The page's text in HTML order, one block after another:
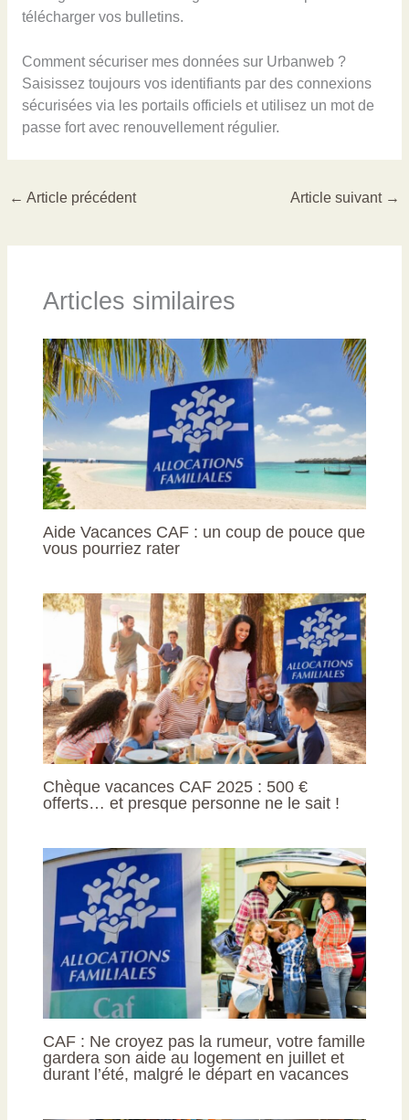
télécharger vos bulletins.
Comment sécuriser mes données sur Urbanweb ?
Saisissez toujours vos identifiants par des connexions
sécurisées via les portails officiels et utilisez un mot de
passe fort avec renouvellement régulier.
← Article précédent Article suivant →
Articles similaires
Aide Vacances CAF : un coup de pouce que
vous pourriez rater
Chèque vacances CAF 2025 : 500 €
offerts… et presque personne ne le sait !
CAF : Ne croyez pas la rumeur, votre famille
gardera son aide au logement en juillet et
durant l’été, malgré le départ en vacances